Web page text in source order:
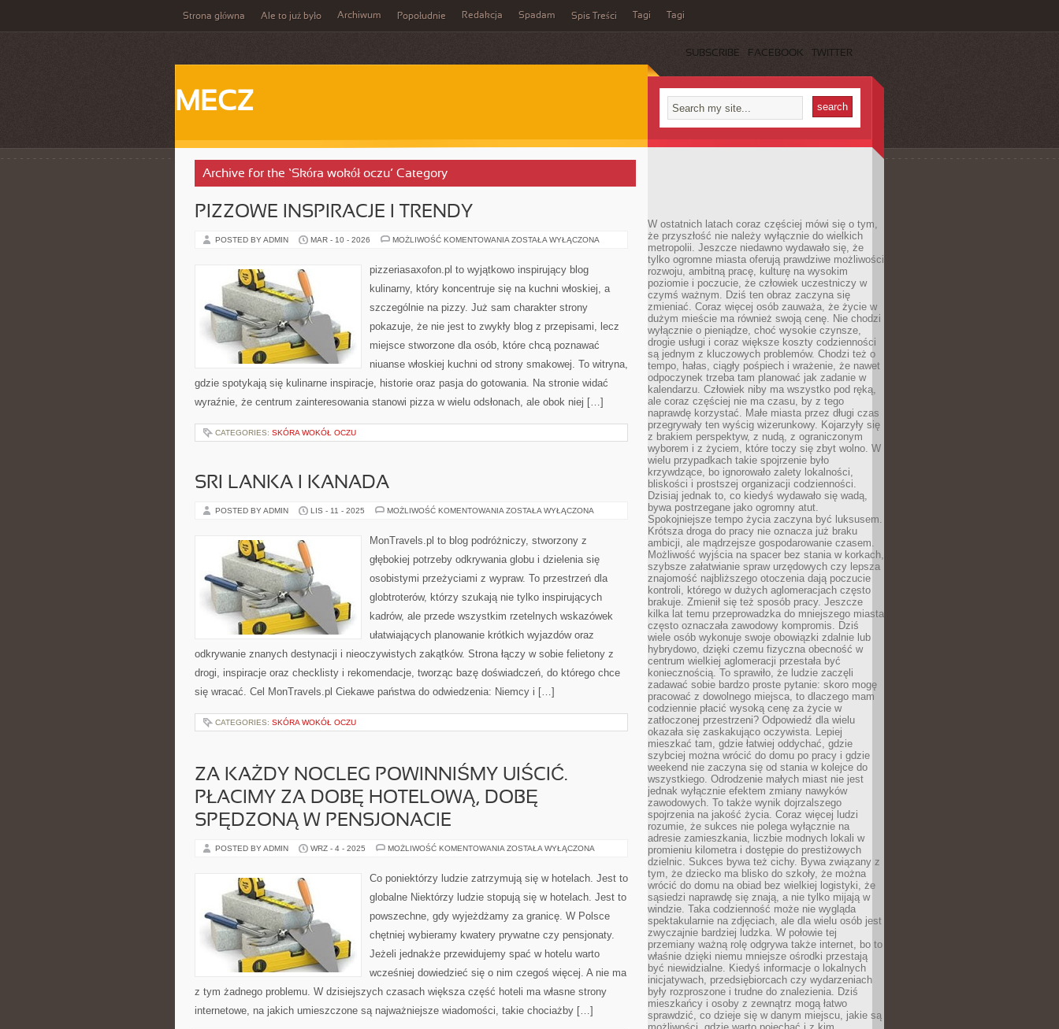
Strona główna Ale to już było Archiwum Popołudnie Redakcja Spadam Spis Treści Tagi Tagi
SUBSCRIBE FACEBOOK TWITTER
MECZ
Archive for the ‘Skóra wokół oczu’ Category
PIZZOWE INSPIRACJE I TRENDY
POSTED BY ADMIN MAR - 10 - 2026 MOŻLIWOŚĆ KOMENTOWANIA PIZZOWE
TRENDY
ZOSTAŁA WYŁĄCZONA
pizzeriasaxofon.pl to wyjątkowo inspirujący blog
kulinarny, który koncentruje się na kuchni włoskiej, a
szczególnie na pizzy. Już sam charakter strony
pokazuje, że nie jest to zwykły blog z przepisami, lecz
miejsce stworzone dla osób, które chcą poznawać
niuanse włoskiej kuchni od strony smakowej. To witryna,
gdzie spotykają się kulinarne inspiracje, historie oraz pasja do gotowania. Na stronie widać
wyraźnie, że centrum zainteresowania stanowi pizza w wielu odsłonach, ale obok niej […]
CATEGORIES: SKÓRA WOKÓŁ OCZU
SRI LANKA I KANADA
POSTED BY ADMIN LIS - 11 - 2025 MOŻLIWOŚĆ KOMENTOWANIA SRI
KANADA
ZOSTAŁA WYŁĄCZONA
MonTravels.pl to blog podróżniczy, stworzony z
głębokiej potrzeby odkrywania globu i dzielenia się
osobistymi przeżyciami z wypraw. To przestrzeń dla
globtroterów, którzy szukają nie tylko inspirujących
kadrów, ale przede wszystkim rzetelnych wskazówek
ułatwiających planowanie krótkich wyjazdów oraz
odkrywanie znanych destynacji i nieoczywistych zakątków. Strona łączy w sobie felietony z
drogi, inspiracje oraz checklisty i rekomendacje, tworząc bazę doświadczeń, do którego chce
się wracać. Cel MonTravels.pl Ciekawe państwa do odwiedzenia: Niemcy i […]
CATEGORIES: SKÓRA WOKÓŁ OCZU
ZA KAŻDY NOCLEG POWINNIŚMY UIŚCIĆ.
PŁACIMY ZA DOBĘ HOTELOWĄ, DOBĘ
SPĘDZONĄ W PENSJONACIE
POSTED BY ADMIN WRZ - 4 - 2025 MOŻLIWOŚĆ KOMENTOWANIA ZA
POWINNIŚMY
UIŚCIĆ.
ZA
HOTELOWĄ,
SPĘDZONĄ
W
PENSJONACIE
ZOSTAŁA WYŁĄCZONA
Co poniektórzy ludzie zatrzymują się w hotelach. Jest to
globalne Niektórzy ludzie stopują się w hotelach. Jest to
powszechne, gdy wyjeżdżamy za granicę. W Polsce
chętniej wybieramy kwatery prywatne czy pensjonaty.
Jeżeli jednakże przewidujemy spać w hotelu warto
wcześniej dowiedzieć się o nim czegoś więcej. A nie ma
z tym żadnego problemu. W dzisiejszych czasach większa część hoteli ma własne strony
internetowe, na jakich umieszczone są najważniejsze wiadomości, takie chociażby […]
W ostatnich latach coraz częściej mówi się o tym,
że przyszłość nie należy wyłącznie do wielkich
metropolii. Jeszcze niedawno wydawało się, że
tylko ogromne miasta oferują prawdziwe możliwości
rozwoju, ambitną pracę, kulturę na wysokim
poziomie i poczucie, że człowiek uczestniczy w
czymś ważnym. Dziś ten obraz zaczyna się
zmieniać. Coraz więcej osób zauważa, że życie w
dużym mieście ma również swoją cenę. Nie chodzi
wyłącznie o pieniądze, choć wysokie czynsze,
drogie usługi i coraz większe koszty codzienności
są jednym z kluczowych problemów. Chodzi też o
tempo, hałas, ciągły pośpiech i wrażenie, że nawet
odpoczynek trzeba tam planować jak zadanie w
kalendarzu. Człowiek niby ma wszystko pod ręką,
ale coraz częściej nie ma czasu, by z tego
naprawdę korzystać. Małe miasta przez długi czas
przegrywały ten wyścig wizerunkowy. Kojarzyły się
z brakiem perspektyw, z nudą, z ograniczonym
wyborem i z życiem, które toczy się zbyt wolno. W
wielu przypadkach takie spojrzenie było
krzywdzące, bo ignorowało zalety lokalności,
bliskości i prostszej organizacji codzienności.
Dzisiaj jednak to, co kiedyś wydawało się wadą,
bywa postrzegane jako ogromny atut.
Spokojniejsze tempo życia zaczyna być luksusem.
Krótsza droga do pracy nie oznacza już braku
ambicji, ale mądrzejsze gospodarowanie czasem.
Możliwość wyjścia na spacer bez stania w korkach,
szybsze załatwianie spraw urzędowych czy lepsza
znajomość najbliższego otoczenia dają poczucie
kontroli, którego w dużych aglomeracjach często
brakuje. Zmienił się też sposób pracy. Jeszcze
kilka lat temu przeprowadzka do mniejszego miasta
często oznaczała zawodowy kompromis. Dziś
wiele osób wykonuje swoje obowiązki zdalnie lub
hybrydowo, dzięki czemu fizyczna obecność w
centrum wielkiej aglomeracji przestała być
koniecznością. To sprawiło, że ludzie zaczęli
zadawać sobie bardzo proste pytanie: skoro mogę
pracować z dowolnego miejsca, to dlaczego mam
codziennie płacić wysoką cenę za życie w
zatłoczonej przestrzeni? Odpowiedź dla wielu
okazała się zaskakująco oczywista. Lepiej
mieszkać tam, gdzie łatwiej oddychać, gdzie
szybciej można wrócić do domu po pracy i gdzie
weekend nie zaczyna się od stania w kolejce do
wszystkiego. Odrodzenie małych miast nie jest
jednak wyłącznie efektem zmiany nawyków
zawodowych. To także wynik dojrzalszego
spojrzenia na jakość życia. Coraz więcej ludzi
rozumie, że sukces nie polega wyłącznie na
adresie zamieszkania, liczbie modnych lokali w
promieniu kilometra i dostępie do prestiżowych
dzielnic. Sukces bywa też cichy. Bywa związany z
tym, że dziecko ma blisko do szkoły, że można
wrócić do domu na obiad bez wielkiej logistyki, że
sąsiedzi naprawdę się znają, a nie tylko mijają w
windzie. Taka codzienność może nie wygląda
spektakularnie na zdjęciach, ale dla wielu osób jest
zwyczajnie bardziej ludzka. W połowie tej
przemiany ważną rolę odgrywa także internet, bo to
właśnie dzięki niemu mniejsze ośrodki przestają
być niewidzialne. Kiedyś informacje o lokalnych
inicjatywach, przedsiębiorcach czy wydarzeniach
były rozproszone i trudne do znalezienia. Dziś
mieszkańcy i osoby z zewnątrz mogą łatwo
sprawdzić, co dzieje się w danym miejscu, jakie są